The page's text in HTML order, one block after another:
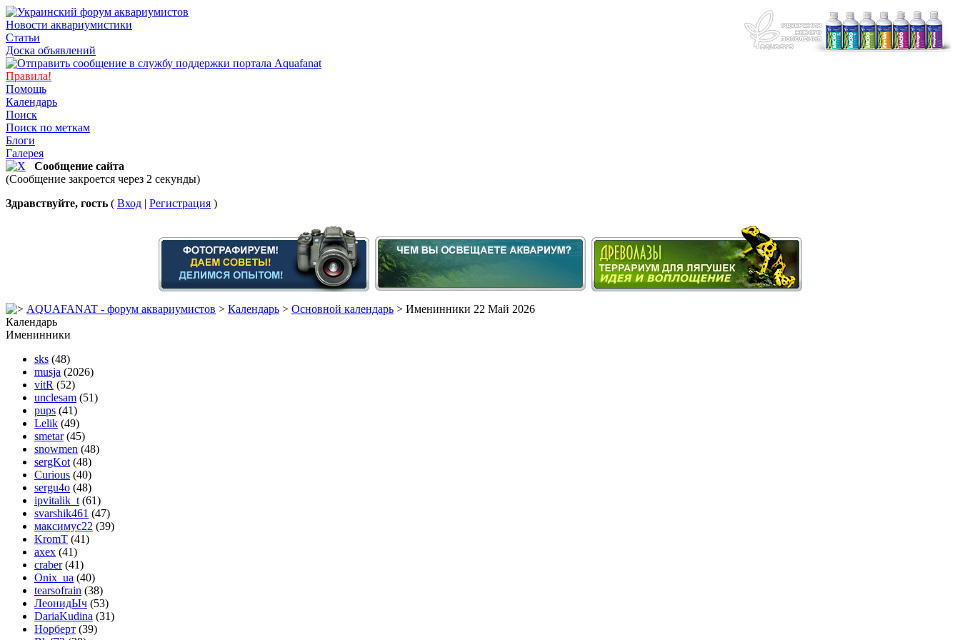
Новости аквариумистики
Статьи
Доска объявлений
Правила!
Помощь
Календарь
Поиск
Поиск по меткам
Блоги
Галерея
Сообщение сайта
(Сообщение закроется через 2 секунды)
Здравствуйте, гость ( Вход | Регистрация )
AQUAFANAT - форум аквариумистов > Календарь > Основной календарь > Именинники 22 Май 2026
Календарь
Именинники
sks (48)
musja (2026)
vitR (52)
unclesam (51)
pups (41)
Lelik (49)
smetar(45)
snowmen (48)
sergKot (48)
Curious (40)
sergu4o (48)
ipvitalik_t (61)
svarshik461 (47)
максимус22 (39)
KromT (41)
axex (41)
craber(41)
Onix_ua (40)
tearsofrain (38)
ЛеонидЫч (53)
DariaKudina (31)
Норберт (39)